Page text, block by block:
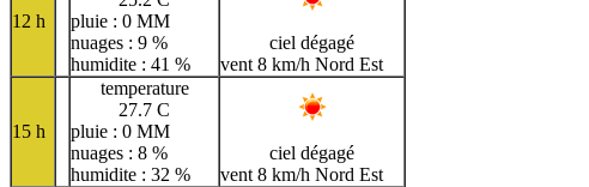
12 h
pluie : 0 MM
nuages : 9 %
humidite : 41 %
ciel dégagé
vent 8 km/h Nord Est
15 h
temperature
27.7 C
pluie : 0 MM
nuages : 8 %
humidite : 32 %
ciel dégagé
vent 8 km/h Nord Est